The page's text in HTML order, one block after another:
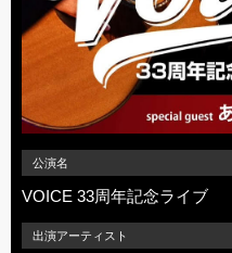
公演名
VOICE 33周年記念ライブ
出演アーティスト